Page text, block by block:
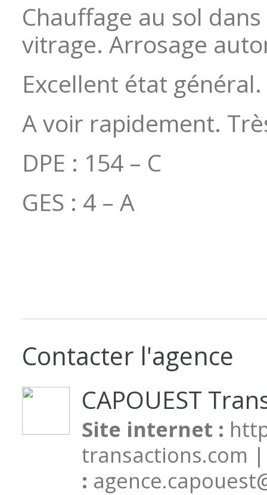
Chauffage au sol
vitrage. Arrosage
Excellent état
A voir rapidement.
DPE : 154 – C
GES : 4 – A
Contacter l'agence
CAPOUEST
Site internet :
: